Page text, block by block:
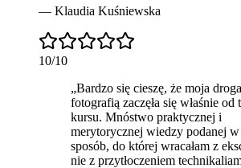
— Klaudia Kuśniewska
10/10
„Bardzo się cieszę, że moja
fotografią zaczęła się właśnie od
kursu. Mnóstwo praktycznej i
merytorycznej wiedzy podanej
sposób, do której wracałam z
nie z przytłoczeniem